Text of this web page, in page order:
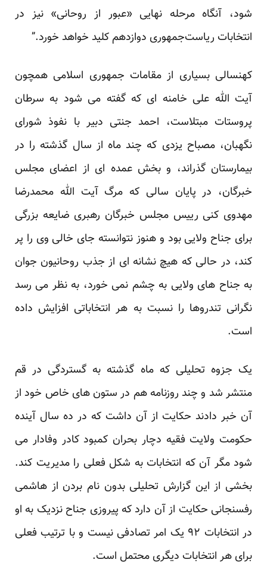
شود، آنگاه مرحله نهایی «عبور از روحانی» نیز در
انتخابات ریاست‌جمهوری دوازدهم کلید خواهد خورد.”
کهنسالی بسیاری از مقامات جمهوری اسلامی همچون
آیت الله علی خامنه ای که گفته می شود به سرطان
پروستات مبتلاست، احمد جنتی دبیر با نفوذ شورای
نگهبان، مصباح یزدی که چند ماه از سال گذشته را در
بیمارستان گذراند، و بخش عمده ای از اعضای مجلس
خبرگان، در پایان سالی که مرگ آیت الله محمدرضا
مهدوی کنی رییس مجلس خبرگان رهبری ضایعه بزرگی
برای جناح ولایی بود و هنوز نتوانسته جای خالی وی را پر
کند، در حالی که هیچ نشانه ای از جذب روحانیون جوان
به جناح های ولایی به چشم نمی خورد، به نظر می رسد
نگرانی تندروها را نسبت به هر انتخاباتی افزایش داده
است.
یک جزوه تحلیلی که ماه گذشته به گستردگی در قم
منتشر شد و چند روزنامه هم در ستون های خاص خود از
آن خبر دادند حکایت از آن داشت که در ده سال آینده
حکومت ولایت فقیه دچار بحران کمبود کادر وفادار می
شود مگر آن که انتخابات به شکل فعلی را مدیریت کند.
بخشی از این گزارش تحلیلی بدون نام بردن از هاشمی
رفسنجانی حکایت از آن دارد که پیروزی جناح نزدیک به او
در انتخابات ۹۲ یک امر تصادفی نیست و با ترتیب فعلی
برای هر انتخابات دیگری محتمل است.